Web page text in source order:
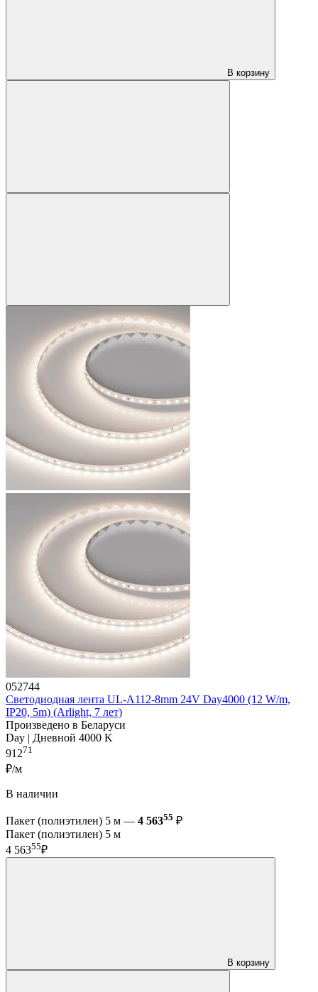
В корзину
052744
Светодиодная лента UL-A112-8mm 24V Day4000 (12 W/m,
IP20, 5m) (Arlight, 7 лет)
Произведено в Беларуси
Day | Дневной 4000 K
91271
₽/м
В наличии
Пакет (полиэтилен) 5 м — 4 56355 ₽
Пакет (полиэтилен) 5 м
4 56355₽
В корзину